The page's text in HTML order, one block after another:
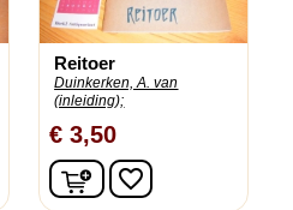
Reitoer
Duinkerken, A. van
(inleiding);
€ 3,50
In winkelwagen
favorite_border